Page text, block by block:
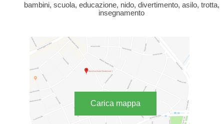
bambini, scuola, educazione, nido, divertimento, asilo, trotta,
insegnamento
Carica mappa